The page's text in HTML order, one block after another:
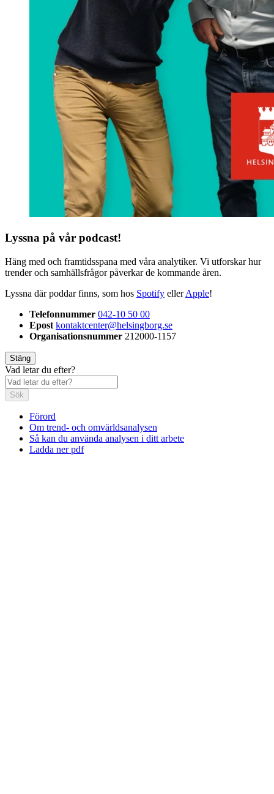
Lyssna på vår podcast!
Häng med och framtidsspana med våra analytiker. Vi utforskar hur
trender och samhällsfrågor påverkar de kommande åren.
Lyssna där poddar finns, som hos Spotify ellerApple!
Telefonnummer 042-10 50 00
Epost kontaktcenter@helsingborg.se
Organisationsnummer 212000-1157
Stäng
Vad letar du efter?
Sök
Förord
Om trend- och omvärldsanalysen
Så kan du använda analysen i ditt arbete
Ladda ner pdf